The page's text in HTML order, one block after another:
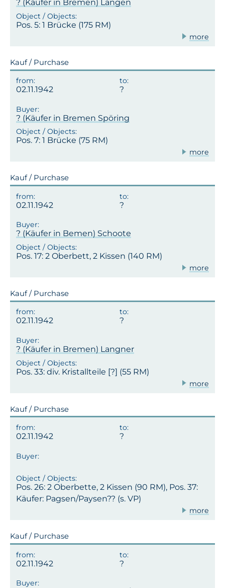
? (Käufer in Bremen) Langen
Pos. 5: 1 Brücke (175 RM)
more
Kauf / Purchase
02.11.1942
? (Käufer in Bremen Spöring
Pos. 7: 1 Brücke (75 RM)
more
Kauf / Purchase
02.11.1942
? (Käufer in Bemen) Schoote
Pos. 17: 2 Oberbett, 2 Kissen (140 RM)
more
Kauf / Purchase
02.11.1942
? (Käufer in Bremen) Langner
Pos. 33: div. Kristallteile [?] (55 RM)
more
Kauf / Purchase
02.11.1942
Pos. 26: 2 Oberbette, 2 Kissen (90 RM), Pos. 37:
Käufer: Pagsen/Paysen?? (s. VP)
more
Kauf / Purchase
02.11.1942